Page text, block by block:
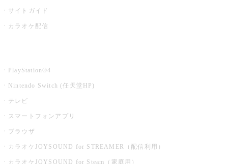
サイトガイド
カラオケ配信
PlayStation®4
Nintendo Switch (任天堂HP)
テレビ
スマートフォンアプリ
ブラウザ
カラオケJOYSOUND for STREAMER（配信利用）
カラオケJOYSOUND for Steam（家庭用）